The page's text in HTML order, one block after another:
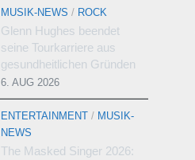
MUSIK-NEWS / ROCK
Glenn Hughes beendet
seine Tourkarriere aus
gesundheitlichen Gründen
6. AUG 2026
ENTERTAINMENT / MUSIK-
NEWS
The Masked Singer 2026: